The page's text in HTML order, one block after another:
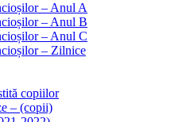
– Anul A
– Anul B
– Anul C
– Zilnice
copiilor
– (copii)